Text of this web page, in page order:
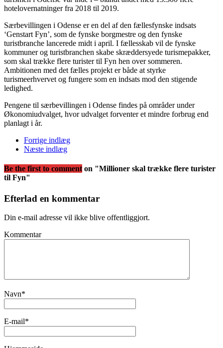
hotelovernatninger fra 2018 til 2019.
Særbevillingen i Odense er en del af den fællesfynske indsats
‘Genstart Fyn’, som de fynske borgmestre og den fynske
turistbranche lancerede midt i april. I fællesskab vil de fynske
kommuner og turistbranchen skabe skræddersyede turismepakker,
som skal trække flere turister til Fyn hen over sommeren.
Ambitionen med det fælles projekt er både at styrke
turismeerhvervet og fungere som en indsats mod den stigende
ledighed.
Pengene til særbevillingen i Odense findes på områder under
Økonomiudvalget, hvor udvalget forventer et mindre forbrug end
planlagt i år.
Forrige indlæg
Næste indlæg
Be the first to comment on "Millioner skal trække flere turister
til Fyn"
Efterlad en kommentar
Din e-mail adresse vil ikke blive offentliggjort.
Kommentar
Navn*
E-mail*